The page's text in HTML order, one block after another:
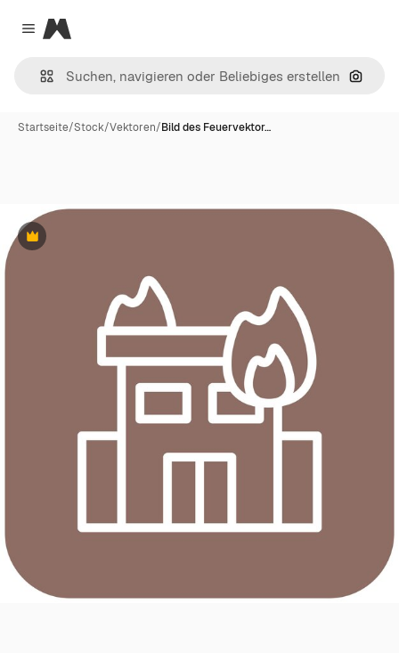
Close menu
Magnific
Nach
Startseite/Stock/Vektoren/Bild des Feuervektor…
Premium